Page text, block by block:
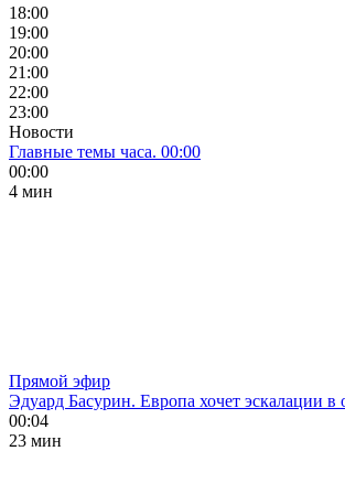
18:00
19:00
20:00
21:00
22:00
23:00
Новости
Главные темы часа. 00:00
00:00
4 мин
Прямой эфир
Эдуард Басурин. Европа хочет эскалации в
00:04
23 мин